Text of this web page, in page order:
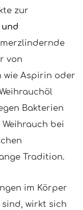
zur
und
von
wie Aspirin oder
Bakterien
bei
Tradition.
im Körper
wirkt sich